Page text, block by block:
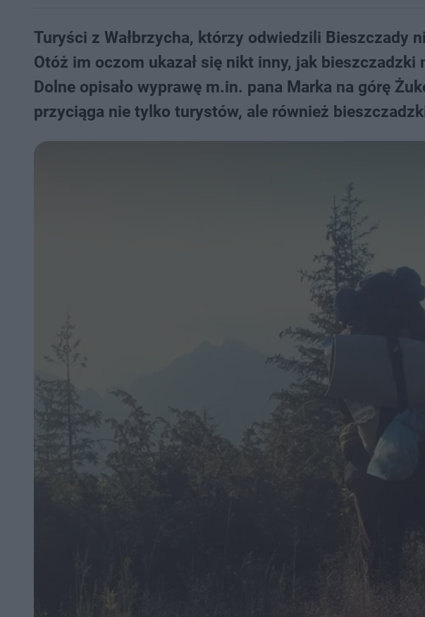
Turyści z Wałbrzycha, którzy odwiedzili Bieszczady
Otóż im oczom ukazał się nikt inny, jak
Dolne opisało wyprawę m.in. pana Marka na górę
przyciąga nie tylko turystów, ale również